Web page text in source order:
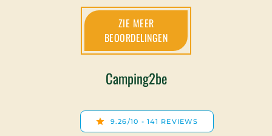
ZIE MEER
BEOORDELINGEN
Camping2be